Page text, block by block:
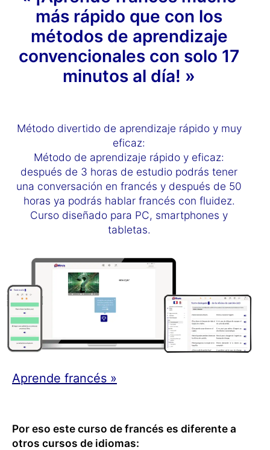
más rápido que con los
métodos de aprendizaje
convencionales con solo 17
minutos al día! »
Método divertido de aprendizaje rápido y muy
eficaz:
Método de aprendizaje rápido y eficaz:
después de 3 horas de estudio podrás tener
una conversación en francés y después de 50
horas ya podrás hablar francés con fluidez.
Curso diseñado para PC, smartphones y
tabletas.
Aprende francés »
Por eso este curso de francés es diferente a
otros cursos de idiomas: